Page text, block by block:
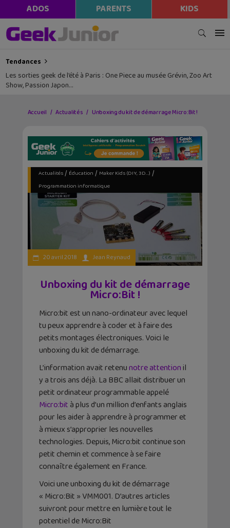
ADOS PARENTS KIDS
Tendances
Les sorties geek de l’été à Paris : One Piece au musée Grévin, Zoo Art
Show, Passion Japon…
Accueil Actualités Unboxing du kit de démarrage Micro:Bit !
Actualités/ Éducation / Maker Kids (DIY, 3D...) /
Programmation informatique
20 avril 2018 Jean Reynaud
Unboxing du kit de démarrage
Micro:Bit !
Micro:bit est un nano-ordinateur avec lequel
tu peux apprendre à coder et à faire des
petits montages électroniques. Voici le
unboxing du kit de démarrage.
L’information avait retenunotre attentionil
y a trois ans déjà. La BBC allait distribuer un
petit ordinateur programmable appelé
Micro:bit à plus d’un million d’enfants anglais
pour les aider à apprendre à programmer et
à mieux s’approprier les nouvelles
technologies. Depuis, Micro:bit continue son
petit chemin et commence à se faire
connaître également en France.
Voici une unboxing du kit de démarrage
« Micro:Bit » VMM001. D’autres articles
suivront pour mettre en lumière tout le
potentiel de Micro:Bit